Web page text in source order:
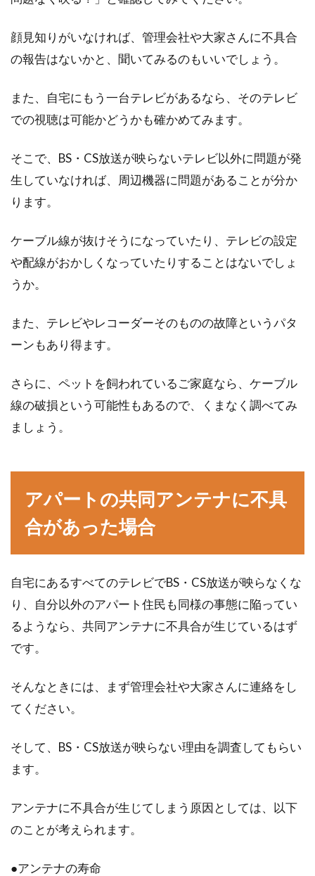
顔見知りがいなければ、管理会社や大家さんに不具合
の報告はないかと、聞いてみるのもいいでしょう。
また、自宅にもう一台テレビがあるなら、そのテレビ
での視聴は可能かどうかも確かめてみます。
そこで、BS・CS放送が映らないテレビ以外に問題が発
生していなければ、周辺機器に問題があることが分か
ります。
ケーブル線が抜けそうになっていたり、テレビの設定
や配線がおかしくなっていたりすることはないでしょ
うか。
また、テレビやレコーダーそのものの故障というパタ
ーンもあり得ます。
さらに、ペットを飼われているご家庭なら、ケーブル
線の破損という可能性もあるので、くまなく調べてみ
ましょう。
アパートの共同アンテナに不具
合があった場合
自宅にあるすべてのテレビでBS・CS放送が映らなくな
り、自分以外のアパート住民も同様の事態に陥ってい
るようなら、共同アンテナに不具合が生じているはず
です。
そんなときには、まず管理会社や大家さんに連絡をし
てください。
そして、BS・CS放送が映らない理由を調査してもらい
ます。
アンテナに不具合が生じてしまう原因としては、以下
のことが考えられます。
●アンテナの寿命